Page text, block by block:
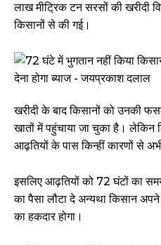
लाख मीट्रिक टन सरसों की खरीदी
किसानों से की गई।
खरीदी के बाद किसानों को उनकी
खातों में पहुंचाया जा चुका है। लेकिन
आढ़तियों के पास किन्हीं कारणों से
इसलिए आढ़तियों को 72 घंटों का
का पैसा लौटा दे अन्यथा किसान
का हकदार होगा।